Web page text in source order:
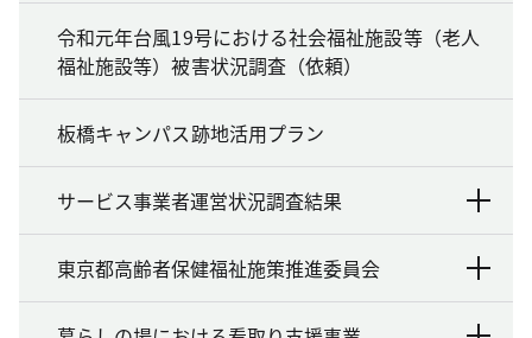
令和元年台風19号における社会福祉施設等（老人
福祉施設等）被害状況調査（依頼）
板橋キャンパス跡地活用プラン
サービス事業者運営状況調査結果
東京都高齢者保健福祉施策推進委員会